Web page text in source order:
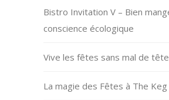
Bistro Invitation V – Bien
conscience écologique
Vive les fêtes sans mal de
La magie des Fêtes à The Keg